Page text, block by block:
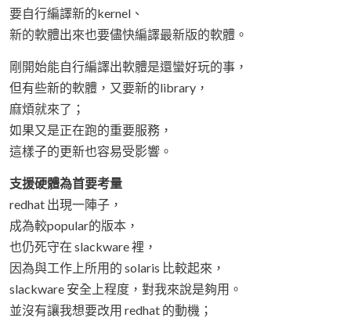
要自行編譯新的kernel、
新的軟體出來也要儘快編譯最新版的軟體。
剛開始能自行編譯出軟體是還蠻好玩的事，
但有些新的軟體，又要新的library，
麻煩就來了；
如果又是正在跑的重要服務，
這樣子的更新也容易受影響。
支援硬體為首要考量
redhat 出現一陣子，
成為較popular的版本，
也仍死守在 slackware 裡，
因為與工作上所用的 solaris 比較起來，
slackware 安全上程度，對我來說是夠用。
並沒有讓我想要改用 redhat 的動機；